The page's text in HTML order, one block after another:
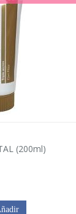
(200ml)